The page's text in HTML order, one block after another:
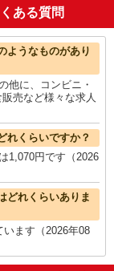
円
ある質問
ようなものがあり
他に、コンビニ・
売など様々な求人
れくらいですか？
1,070円です（2026
どれくらいありま
ます（2026年08